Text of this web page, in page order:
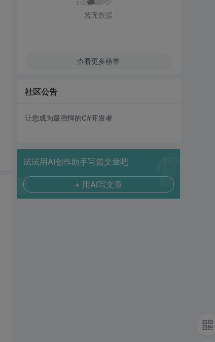
暂无数据
查看更多榜单
社区公告
让您成为最强悍的C#开发者
试试用AI创作助手写篇文章吧
+ 用AI写文章